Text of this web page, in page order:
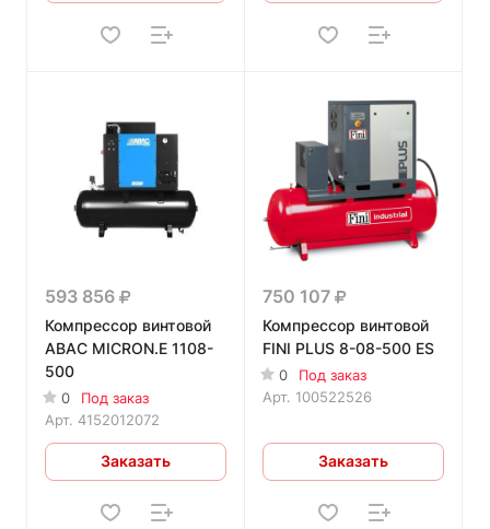
593 856
Компрессор винтовой
ABAC MICRON.E 1108-
500
0
Под заказ
Арт. 4152012072
Заказать
750 107
Компрессор винтовой
FINI PLUS 8-08-500 ES
0
Под заказ
Арт. 100522526
Заказать